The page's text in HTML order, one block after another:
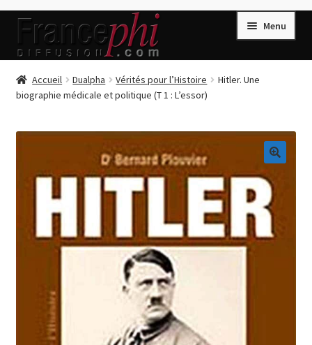
Aller
la
Aller
contenu
Menu
Accueil
Accueil
Conditions de Vente
Connection
Enregistrement
Listes d’Envies
Livres de Peter Randa
Livres de Philippe Randa
Login Customizer
Accueil Dualpha Vérités pour l’Histoire
Hitler. Une
biographie médicale et politique (T 1 : L’essor)